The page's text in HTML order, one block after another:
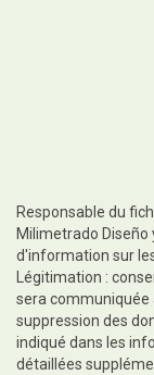
Responsable du
Milimetrado Diseño
d'information sur
Légitimation :
sera communiquée
suppression des
indiqué dans les
détaillées